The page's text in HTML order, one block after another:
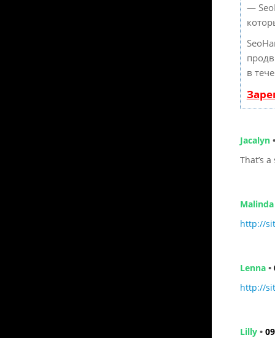
—
в
Jacalyn
That’s
Malinda
http://
Lenna•
http://
Lilly•